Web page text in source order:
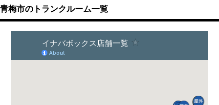
青梅市のトランクルーム一覧